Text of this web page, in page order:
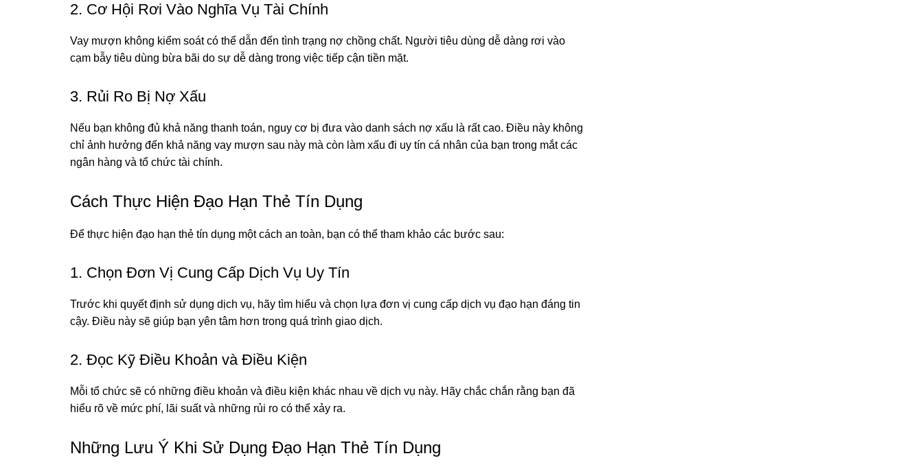
2. Cơ Hội Rơi Vào Nghĩa Vụ Tài Chính
Vay mượn không kiểm soát có thể dẫn đến tình trạng nợ chồng chất. Người tiêu dùng dễ dàng rơi vào
cạm bẫy tiêu dùng bừa bãi do sự dễ dàng trong việc tiếp cận tiền mặt.
3. Rủi Ro Bị Nợ Xấu
Nếu bạn không đủ khả năng thanh toán, nguy cơ bị đưa vào danh sách nợ xấu là rất cao. Điều này không
chỉ ảnh hưởng đến khả năng vay mượn sau này mà còn làm xấu đi uy tín cá nhân của bạn trong mắt các
ngân hàng và tổ chức tài chính.
Cách Thực Hiện Đạo Hạn Thẻ Tín Dụng
Để thực hiện đạo hạn thẻ tín dụng một cách an toàn, bạn có thể tham khảo các bước sau:
1. Chọn Đơn Vị Cung Cấp Dịch Vụ Uy Tín
Trước khi quyết định sử dụng dịch vụ, hãy tìm hiểu và chọn lựa đơn vị cung cấp dịch vụ đạo hạn đáng tin
cậy. Điều này sẽ giúp bạn yên tâm hơn trong quá trình giao dịch.
2. Đọc Kỹ Điều Khoản và Điều Kiện
Mỗi tổ chức sẽ có những điều khoản và điều kiện khác nhau về dịch vụ này. Hãy chắc chắn rằng bạn đã
hiểu rõ về mức phí, lãi suất và những rủi ro có thể xảy ra.
Những Lưu Ý Khi Sử Dụng Đạo Hạn Thẻ Tín Dụng